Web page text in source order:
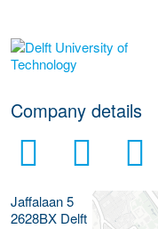
More Employer Details
Company details
Jaffalaan 5
2628BX Delft